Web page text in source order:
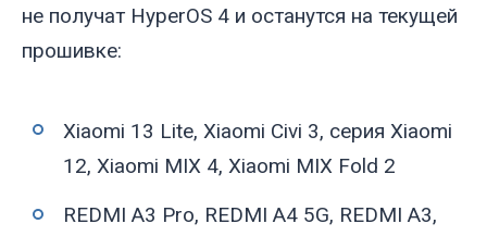
не получат HyperOS 4 и останутся на текущей
прошивке:
Xiaomi 13 Lite, Xiaomi Civi 3, серия Xiaomi
12, Xiaomi MIX 4, Xiaomi MIX Fold 2
REDMI A3 Pro, REDMI A4 5G, REDMI A3,